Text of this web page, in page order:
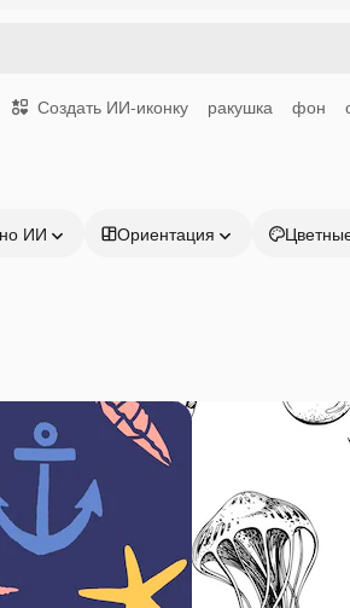
Создать ИИ-иконку ракушка фон
ИИ Ориентация
Продукция
ИИ-помощник
Начать
Academy
Документация по